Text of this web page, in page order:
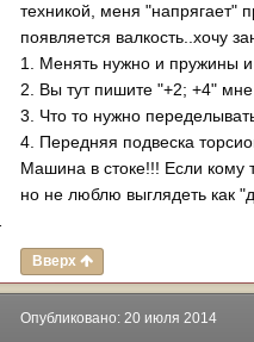
техникой, меня "напрягает"
появляется валкость..хочу
1. Менять нужно и пружины
2. Вы тут пишите "+2; +4" мне
3. Что то нужно
4. Передняя подвеска
Машина в стоке!!! Если кому
но не люблю выглядеть как
Вверх
Опубликовано: 20 июля 2014